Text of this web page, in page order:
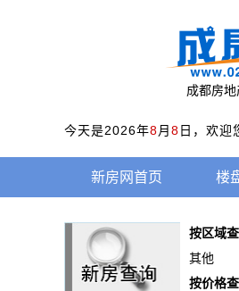
成都房
今天是2026年8月 8 日，欢
新房网首页 楼
按区域查
其他
按价格查